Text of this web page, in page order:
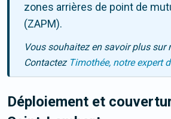
zones arrières de point de
(ZAPM).
Vous souhaitez en savoir plus sur
Contactez Timothée, notre expert
Déploiement et